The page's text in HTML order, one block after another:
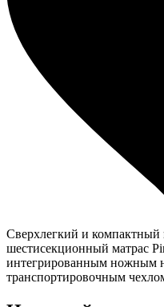
Сверхлегкий и компактный
шестисекционный матрас
интегрированным ножным
транспортировочным